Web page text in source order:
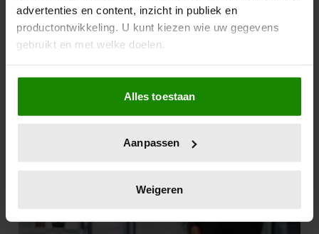
advertenties en content, inzicht in publiek en
productontwikkeling. U kunt kiezen wie uw gegevens
gebruikt en met welke doelen.
Als u het toestaat, willen we ook graag:
Informatie verzamelen over uw geografische
locatie, die tot een paar meter nauwkeurig kan zijn
scannen op specifieke eigenschappen (fingerprinting)
verwerkt en stel uw voorkeuren in het
intrekken in de Cookieverklaring.
Alles toestaan
Aanpassen
Weigeren
Miriam kampte met
overgangsklachten, maar
déze twee dingen maakten
Mariëlle: ‘Ik ben verliefd